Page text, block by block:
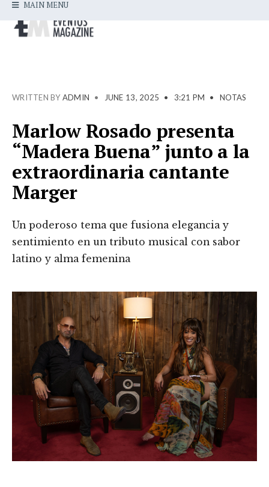
MAIN MENU
WRITTEN BY ADMIN • JUNE 13, 2025 • 3:21 PM • NOTAS
Marlow Rosado presenta
“Madera Buena” junto a la
extraordinaria cantante
Marger
Un poderoso tema que fusiona elegancia y
sentimiento en un tributo musical con sabor
latino y alma femenina